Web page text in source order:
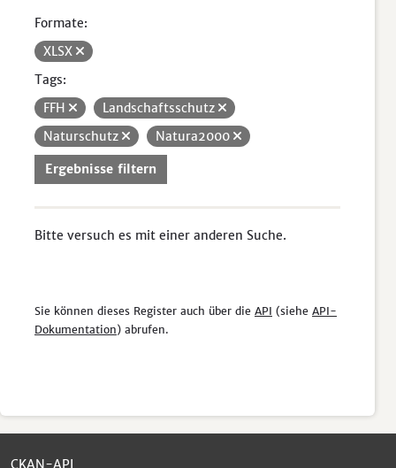
Formate:
XLSX
Tags:
FFH
Landschaftsschutz
Naturschutz
Natura2000
Ergebnisse filtern
Bitte versuch es mit einer anderen Suche.
Sie können dieses Register auch über die API (siehe API-
Dokumentation) abrufen.
CKAN-API